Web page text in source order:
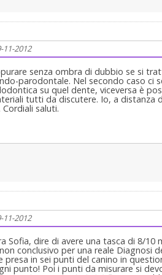
2012
senza ombra di dubbio se si
parodontale. Nel secondo caso ci
su quel dente, viceversa è
tutti da discutere. Io, a distanza
saluti.
2012
Ma quale parodontite? Ce ne sono vari tipi ed in vari stadi ed è indispensabile fare una Diagnosi per impostare una terapia certa! Ed allora le spiego prima cosa sia una Visita Parodontale e poi cosa sia una Paroidontite!Non ci vuole puoi così tanto! Purtroppo spesso manca la capacità di fare una visita completa Odontoiatrica che "spazi " su tutte le varie Specialità e che valuti il Dente non come dente a se stante, ma come "UNITA' DENTALE" ossia come Dente e il suo Parodonto e i rapporti Gnatologici coi denti e le unità dentali prossimali ed antagoniste! Il Parodontologo ha questa mentalità! Ma non solo Lui! Anche un qualsiasi Dentista Generico che però sappia fare il Dentista. Il Parodontologo o il Dentista quindi, deve avere una "Cultura Odontoiatrica completa con conoscenze altissime di tutte le altre specialità dell’Odontoiatria, supervisionate da questa Mentalità Parodontale" Ecco che la Visita Parodontale, diventa una visita "totale odontoiatrica". È quindi una visita complessa che richiede almeno un’ora/due ore, compreso un Colloquio col Paziente, seguita da una Preparazione Iniziale dell’apparato Stomatognatico, un rilievo di dati ed eventualmente analisi cliniche, che richiedono almeno ulteriori due/quattro ore ed infine una seconda visita detta Visita di Rivalutazione Parodontale, che richiede due/tre ore in cui si emette una Diagnosi, una Prognosi, un Piano Terapeutico non solo Parodontale ma Totale di tutti i problemi e Patologie presenti! Questo è essenziale per arrivare ad una corretta Diagnosi ed emettere una altrettanto corretta Prognosi. Insomma devo poter mantenere viva ed in allerta tutta la mia "Capacità di Clinico Medico e Parodontologo".ad una diagnosi esatta, ad emettere una Prognosi, ed infine ad un ulteriore colloquio col paziente che sarà reso edotto su tutti i suoi problemi (sottolineando complicazioni, tempi, possibilità di recidive etc.) la "terapia parodontale", spesso, per la sua importanza e complessità, coinvolge tutta l’Odontoiatria. Tenga presente poi che esistono dei sintomi detti sinalgie, che praticamente, per incapacità del nucleo caudato del cervello a cui arrivano tutti gli stimoli dolorosi di una metà della bocca, possono provenire non dal dente in causa ma da denti o parodonto anche lontano. Quindi bisogna fare una accurata visita Odontoiatrica completa ed accurata Poi una visita Gnatologica e conservativo-endodontica accurata ed una visita Parodontale e stia certa che si arriva ad una diagnosi. Tenga inoltre presente che la visita Odontoiatrica deve essere totale.Questa plurispecialità, ripeto e non mi stancherò mai di ripeterlo, della visita che comprenda anche un sondaggio parodontale totale e completo, deve essere parte costante in qualsiasi Visita anche solo Generica Odontoiatrica per qualsiasi motivo sia stata fatta e che in genere non viene mai fatta, invece, purtroppo, specie nei centri Low Cost! Non si procede per tentativi ma una terapia la si imposta solo dopo una Diagnosi ed una Diagnosi ci deve essere per forza!Ha descritto sintomi che possono essere parodontali o stomatologici di patologie orali, se quanto segue come la doppia visita parodontale intervallata dalla preparazione parodontale iniziale con Igiene Orale, Curettage e Scaling e Root planing, Serie completa di Rx endorali, modelli di studio Gnatologici e Parodontali e soprattutto doppio sondaggio parodontali in prima e seconda visita di rivalutazione, allora manca qualcosa di estremamente importante per la Diagnosi! Così